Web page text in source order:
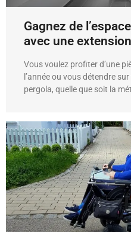
Gagnez de
avec une
Vous voulez profiter d’une
l’année ou vous détendre
pergola, quelle que soit la